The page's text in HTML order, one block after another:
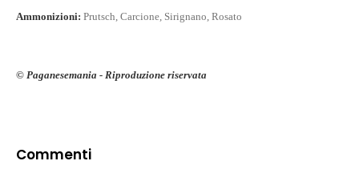
Ammonizioni: Prutsch, Carcione, Sirignano, Rosato
© Paganesemania - Riproduzione riservata
Commenti